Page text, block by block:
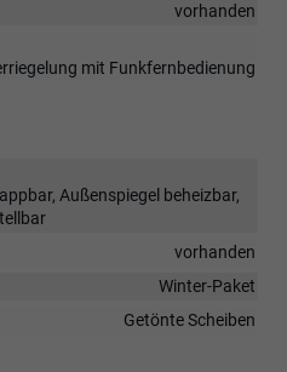
vorhanden
mit Funkfernbedienung
Außenspiegel beheizbar,
vorhanden
Winter-Paket
Getönte Scheiben